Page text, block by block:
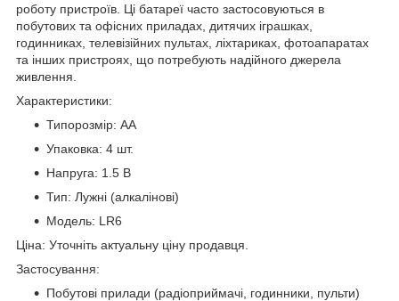
роботу пристроїв. Ці батареї часто застосовуються в
побутових та офісних приладах, дитячих іграшках,
годинниках, телевізійних пультах, ліхтариках, фотоапаратах
та інших пристроях, що потребують надійного джерела
живлення.
Характеристики:
Типорозмір: AA
Упаковка: 4 шт.
Напруга: 1.5 В
Тип: Лужні (алкалінові)
Модель: LR6
Ціна: Уточніть актуальну ціну продавця.
Застосування:
Побутові прилади (радіоприймачі, годинники, пульти)